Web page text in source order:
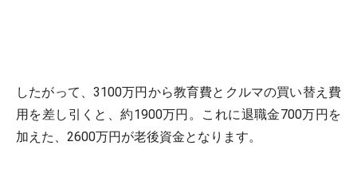
したがって、3100万円から教育費とクルマの買い替え費
用を差し引くと、約1900万円。これに退職金700万円を
加えた、2600万円が老後資金となります。